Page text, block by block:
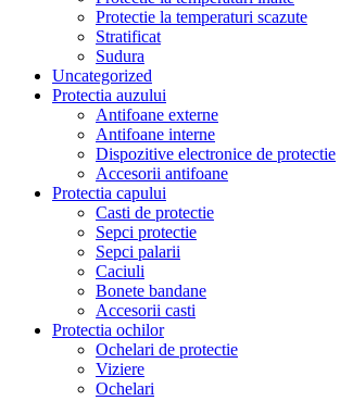
Protectie la temperaturi scazute
Stratificat
Sudura
Uncategorized
Protectia auzului
Antifoane externe
Antifoane interne
Dispozitive electronice de protectie
Accesorii antifoane
Protectia capului
Casti de protectie
Sepci protectie
Sepci palarii
Caciuli
Bonete bandane
Accesorii casti
Protectia ochilor
Ochelari de protectie
Viziere
Ochelari